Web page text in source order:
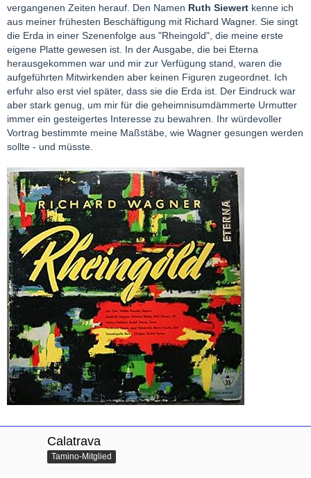
vergangenen Zeiten herauf. Den Namen Ruth Siewert kenne ich
aus meiner frühesten Beschäftigung mit Richard Wagner. Sie singt
die Erda in einer Szenenfolge aus "Rheingold", die meine erste
eigene Platte gewesen ist. In der Ausgabe, die bei Eterna
herausgekommen war und mir zur Verfügung stand, waren die
aufgeführten Mitwirkenden aber keinen Figuren zugeordnet. Ich
erfuhr also erst viel später, dass sie die Erda ist. Der Eindruck war
aber stark genug, um mir für die geheimnisumdämmerte Urmutter
immer ein gesteigertes Interesse zu bewahren. Ihr würdevoller
Vortrag bestimmte meine Maßstäbe, wie Wagner gesungen werden
sollte - und müsste.
Calatrava
Tamino-Mitglied